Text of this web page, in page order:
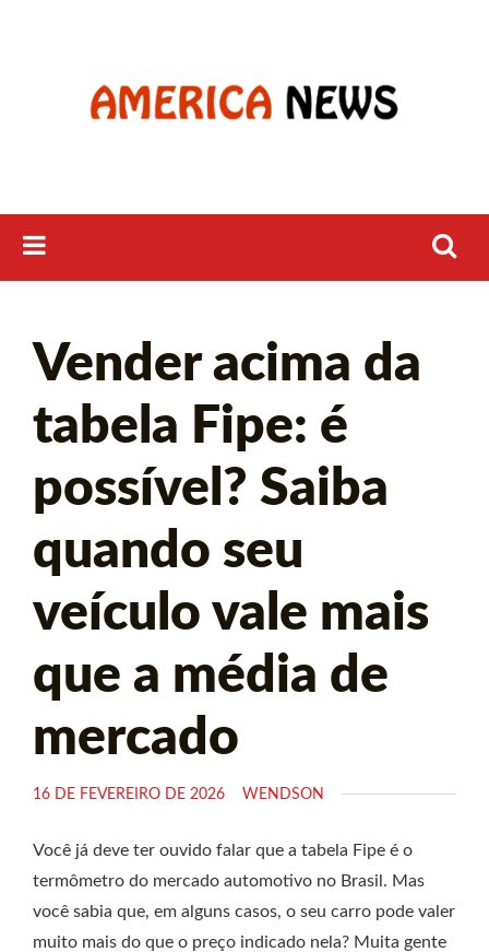
por:
Vender acima da
tabela Fipe: é
possível? Saiba
quando seu
veículo vale mais
que a média de
mercado
16 DE FEVEREIRO DE 2026 WENDSON
Você já deve ter ouvido falar que a tabela Fipe é o
termômetro do mercado automotivo no Brasil. Mas
você sabia que, em alguns casos, o seu carro pode valer
muito mais do que o preço indicado nela? Muita gente